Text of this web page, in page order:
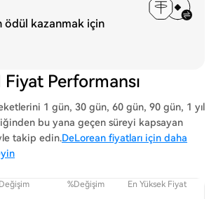
ödül kazanmak için
Fiyat Performansı
1 gün, 30 gün, 60 gün, 90 gün, 1 yıl
bu yana geçen süreyi kapsayan
takip edin.DeLorean fiyatları için daha
Değişim %Değişim En Yüksek Fiyat